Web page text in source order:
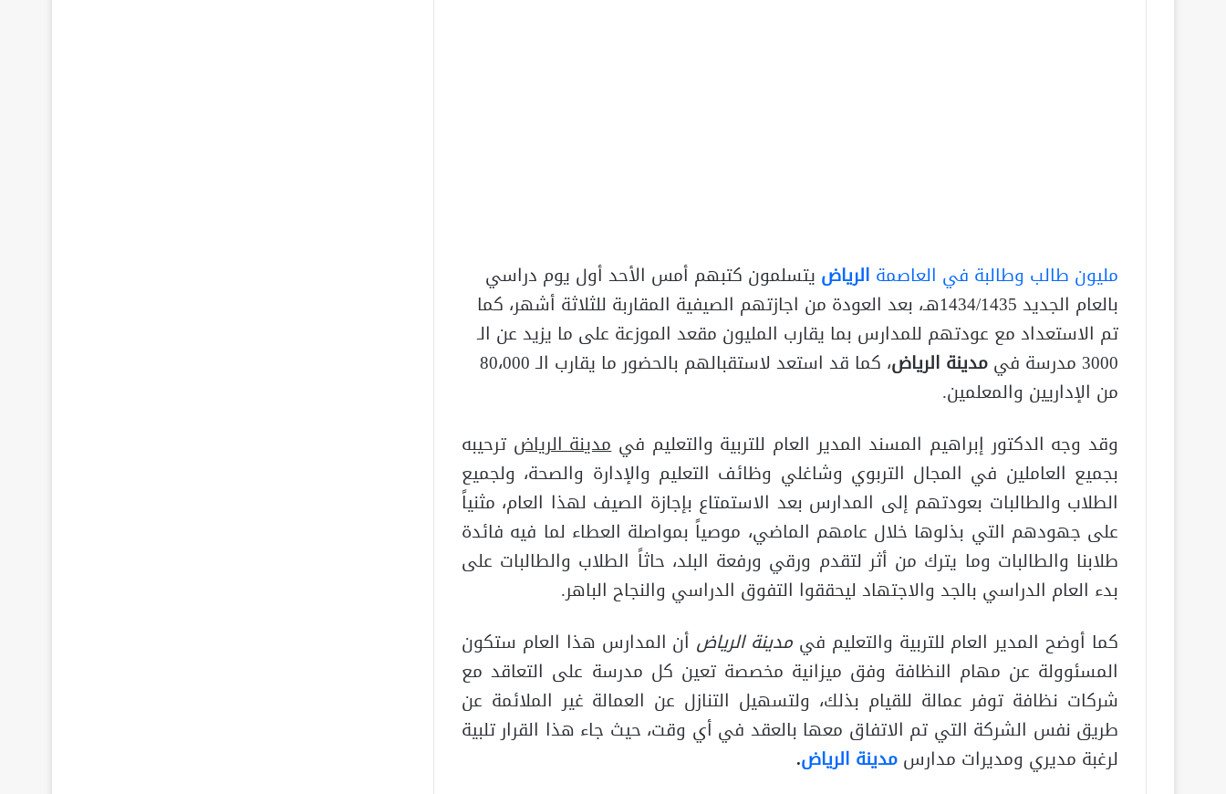
مليون طالب وطالبة في العاصمة الرياض يتسلمون كتبهم أمس الأحد أول يوم دراسي
بالعام الجديد 1434/1435هـ، بعد العودة من اجازتهم الصيفية المقاربة للثلاثة أشهر، كما
تم الاستعداد مع عودتهم للمدارس بما يقارب المليون مقعد الموزعة على ما يزيد عن الـ
3000 مدرسة في
مدينة الرياض
، كما قد استعد لاستقبالهم بالحضور ما يقارب الـ 80،000
من الإداريين والمعلمين.
وقد وجه الدكتور إبراهيم المسند المدير العام للتربية والتعليم فيمدينة الرياض ترحيبه
بجميع العاملين في المجال التربوي وشاغلي وظائف التعليم والإدارة والصحة، ولجميع
الطلاب والطالبات بعودتهم إلى المدارس بعد الاستمتاع بإجازة الصيف لهذا العام، مثنياً
على جهودهم التي بذلوها خلال عامهم الماضي، موصياً بمواصلة العطاء لما فيه فائدة
طلابنا والطالبات وما يترك من أثر لتقدم ورقي ورفعة البلد، حاثاً الطلاب والطالبات على
بدء العام الدراسي بالجد والاجتهاد ليحققوا التفوق الدراسي والنجاح الباهر.
كما أوضح المدير العام للتربية والتعليم في مدينة الرياض أن المدارس هذا العام ستكون
المسئوولة عن مهام النظافة وفق ميزانية مخصصة تعين كل مدرسة على التعاقد مع
شركات نظافة توفر عمالة للقيام بذلك، ولتسهيل التنازل عن العمالة غير الملائمة عن
طريق نفس الشركة التي تم الاتفاق معها بالعقد في أي وقت، حيث جاء هذا القرار تلبية
لرغبة مديري ومديرات مدارسمدينة الرياض.